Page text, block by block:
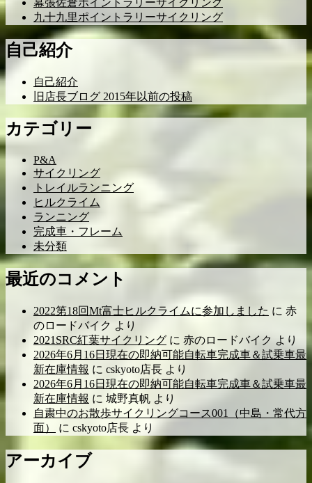
九十九里ポイントラリーサイクリング
自己紹介
自己紹介
旧店長ブログ 2015年以前の投稿
カテゴリー
P&A
サイクリング
トレイルランニング
ヒルクライム
ランニング
完成車・フレーム
未分類
最近のコメント
2022第18回Mt富士ヒルクライムに参加しました に 赤
のロードバイク より
2021SRC紅葉サイクリング に 赤のロードバイク より
2026年6月16日現在の即納可能自転車完成車＆試乗車最
新在庫情報 に cskyoto店長 より
2026年6月16日現在の即納可能自転車完成車＆試乗車最
新在庫情報 に 城野真帆 より
自粛中のお散歩サイクリングコース001（中島・常代方
面）
に cskyoto店長 より
アーカイブ